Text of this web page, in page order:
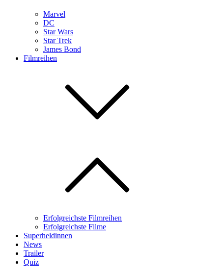
Marvel
DC
Star Wars
Star Trek
James Bond
Filmreihen
Erfolgreichste Filmreihen
Erfolgreichste Filme
Superheldinnen
News
Trailer
Quiz